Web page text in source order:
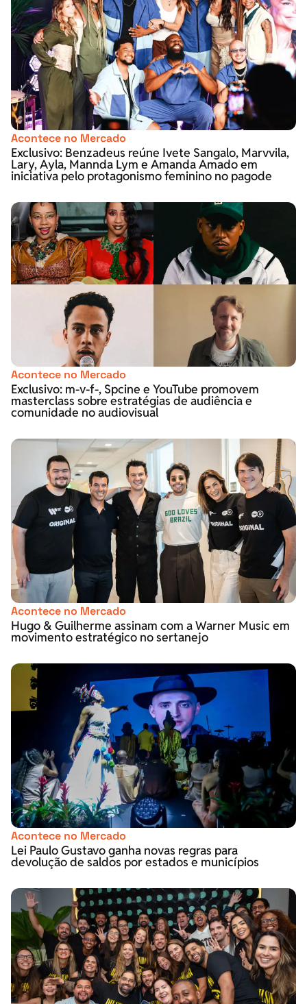
Acontece no Mercado
Exclusivo: Benzadeus reúne Ivete Sangalo, Marvvila,
Lary, Ayla, Mannda Lym e Amanda Amado em
iniciativa pelo protagonismo feminino no pagode
Acontece no Mercado
Exclusivo: m-v-f-, Spcine e YouTube promovem
masterclass sobre estratégias de audiência e
comunidade no audiovisual
Acontece no Mercado
Hugo & Guilherme assinam com a Warner Music em
movimento estratégico no sertanejo
Acontece no Mercado
Lei Paulo Gustavo ganha novas regras para
devolução de saldos por estados e municípios